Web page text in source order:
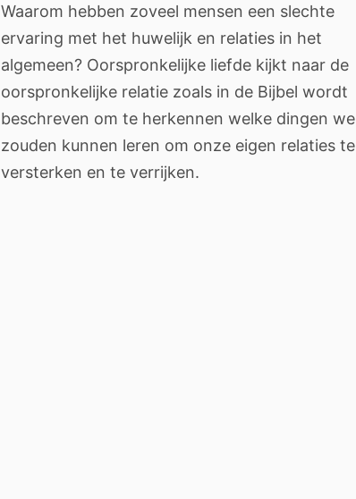
Waarom hebben zoveel mensen een slechte
ervaring met het huwelijk en relaties in het
algemeen? Oorspronkelijke liefde kijkt naar de
oorspronkelijke relatie zoals in de Bijbel wordt
beschreven om te herkennen welke dingen we
zouden kunnen leren om onze eigen relaties te
versterken en te verrijken.